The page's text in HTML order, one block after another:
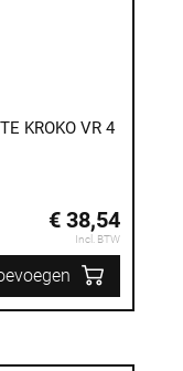
KROKO VR 4
€ 38,54
Incl. BTW